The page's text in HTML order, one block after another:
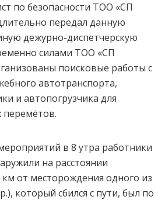
по безопасности ТОО «СП
передал данную
дежурно-диспетчерскую
силами ТОО «СП
поисковые работы с
автотранспорта,
и автопогрузчика для
перемётов.
в 8 утра работники
на расстоянии
от месторождения одного из
который сбился с пути, был по